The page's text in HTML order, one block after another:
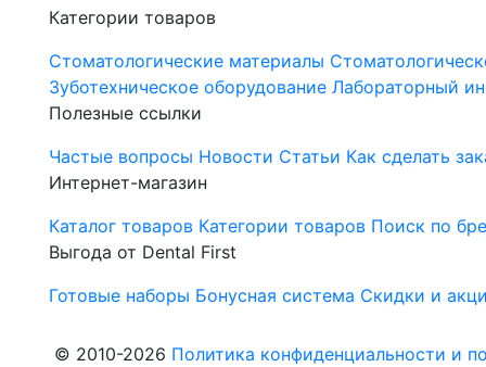
Категории товаров
Стоматологические материалы
Зуботехническое оборудование Лабораторный
Полезные ссылки
Частые вопросы Новости Статьи Как сделать
Интернет-магазин
Каталог товаров Категории товаров Поиск по
Выгода от Dental First
Готовые наборы Бонусная система Скидки и
© 2010-2026 Политика конфиденциальности и